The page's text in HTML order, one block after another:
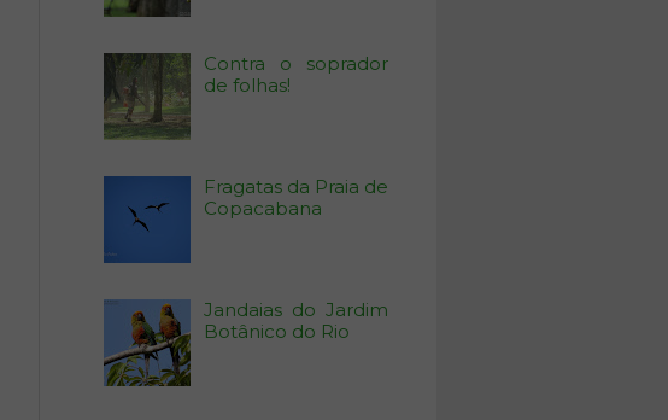
Contra o soprador
de folhas!
Fragatas da Praia de
Copacabana
Jandaias do Jardim
Botânico do Rio